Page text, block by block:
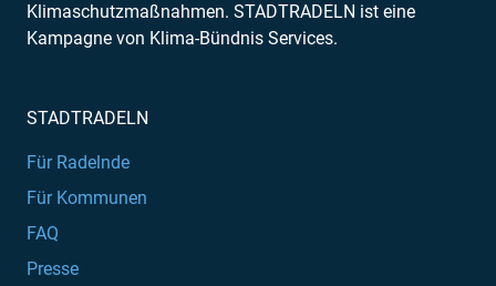
Klimaschutzmaßnahmen. STADTRADELN ist eine
Kampagne von Klima-Bündnis Services.
STADTRADELN
Für Radelnde
Für Kommunen
FAQ
Presse